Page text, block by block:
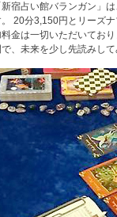
宿占い館バランガン」
20分3,150円とリーズ
金は一切いただいてお
、未来を少し先読みして